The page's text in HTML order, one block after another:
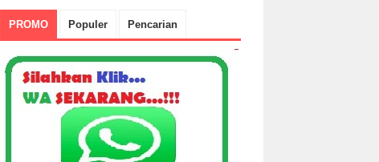
PROMO Populer Pencarian